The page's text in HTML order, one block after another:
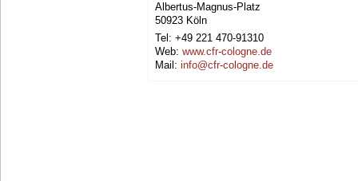
Albertus-Magnus-Platz
50923 Köln
Tel: +49 221 470-91310
Web: www.cfr-cologne.de
Mail: info@cfr-cologne.de